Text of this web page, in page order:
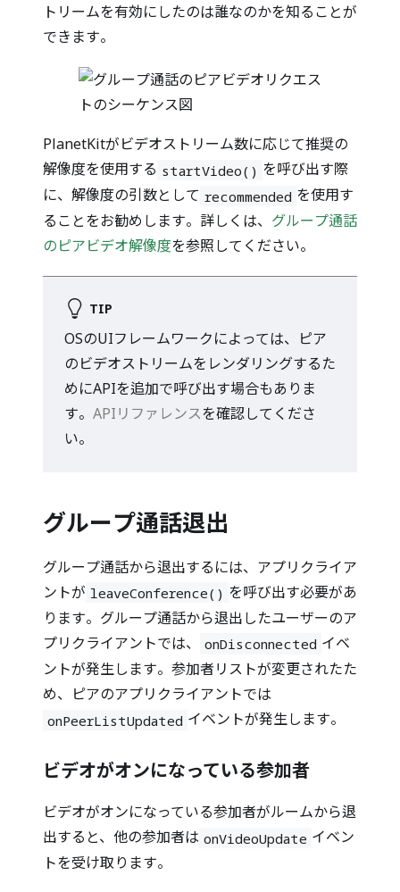
トリームを有効にしたのは誰なのかを知ることが
できます。
PlanetKitがビデオストリーム数に応じて推奨の
解像度を使用する startVideo() を呼び出す際
に、解像度の引数として recommended を使用す
ることをお勧めします。詳しくは、 グループ通話
のピアビデオ解像度を参照してください。
TIP
OSのUIフレームワークによっては、ピア
のビデオストリームをレンダリングするた
めにAPIを追加で呼び出す場合もありま
す。 APIリファレンスを確認してくださ
い。
グループ通話退出
グループ通話から退出するには、アプリクライア
ントが leaveConference() を呼び出す必要があ
ります。グループ通話から退出したユーザーのア
プリクライアントでは、
onDisconnected イベ
ントが発生します。参加者リストが変更されたた
め、ピアのアプリクライアントでは
onPeerListUpdated イベントが発生します。
ビデオがオンになっている参加者
ビデオがオンになっている参加者がルームから退
出すると、他の参加者は onVideoUpdate イベン
トを受け取ります。